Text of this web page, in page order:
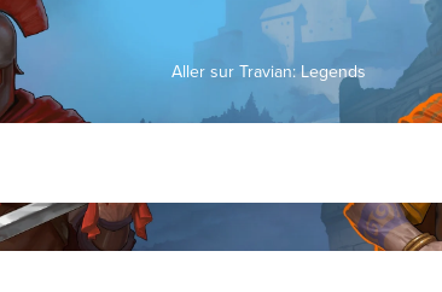
Aller sur Travian: Legends